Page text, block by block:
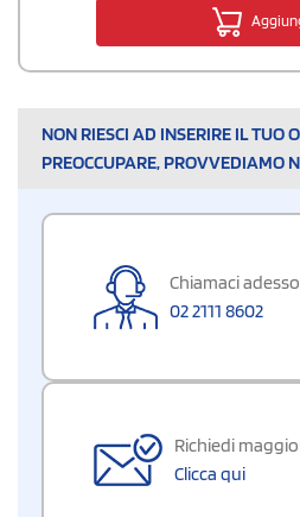
NON RIESCI AD INSERIRE IL TUO
PREOCCUPARE, PROVVEDIAMO
Chiamaci
02 2111 8602
Richiedi
Clicca qui